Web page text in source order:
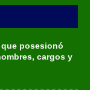
posesionó
cargos y